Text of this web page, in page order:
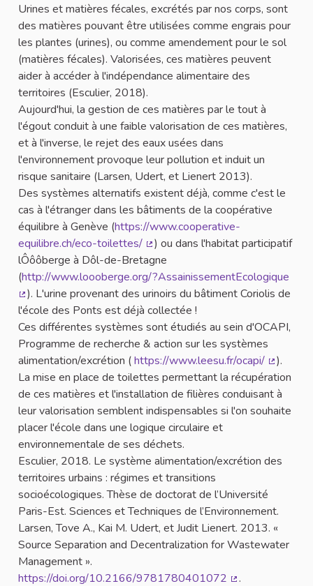
Urines et matières fécales, excrétés par nos corps, sont
des matières pouvant être utilisées comme engrais pour
les plantes (urines), ou comme amendement pour le sol
(matières fécales). Valorisées, ces matières peuvent
aider à accéder à l'indépendance alimentaire des
territoires (Esculier, 2018).
Aujourd'hui, la gestion de ces matières par le tout à
l'égout conduit à une faible valorisation de ces matières,
et à l'inverse, le rejet des eaux usées dans
l'environnement provoque leur pollution et induit un
risque sanitaire (Larsen, Udert, et Lienert 2013).
Des systèmes alternatifs existent déjà, comme c'est le
cas à l'étranger dans les bâtiments de la coopérative
équilibre à Genève (https://www.cooperative-
equilibre.ch/eco-toilettes/
(Lien externe)
) ou dans l'habitat participatif
lÔôôberge à Dôl-de-Bretagne
(http://www.loooberge.org/?AssainissementEcologique
(Lien externe)
). L'urine provenant des urinoirs du bâtiment Coriolis de
l'école des Ponts est déjà collectée !
Ces différentes systèmes sont étudiés au sein d'OCAPI,
Programme de recherche & action sur les systèmes
alimentation/excrétion (https://www.leesu.fr/ocapi/
(Lien
).
La mise en place de toilettes permettant la récupération
de ces matières et l'installation de filières conduisant à
leur valorisation semblent indispensables si l'on souhaite
placer l'école dans une logique circulaire et
environnementale de ses déchets.
Esculier, 2018. Le système alimentation/excrétion des
territoires urbains : régimes et transitions
socioécologiques. Thèse de doctorat de l’Université
Paris-Est. Sciences et Techniques de l’Environnement.
Larsen, Tove A., Kai M. Udert, et Judit Lienert. 2013. «
Source Separation and Decentralization for Wastewater
Management ».
https://doi.org/10.2166/9781780401072
.